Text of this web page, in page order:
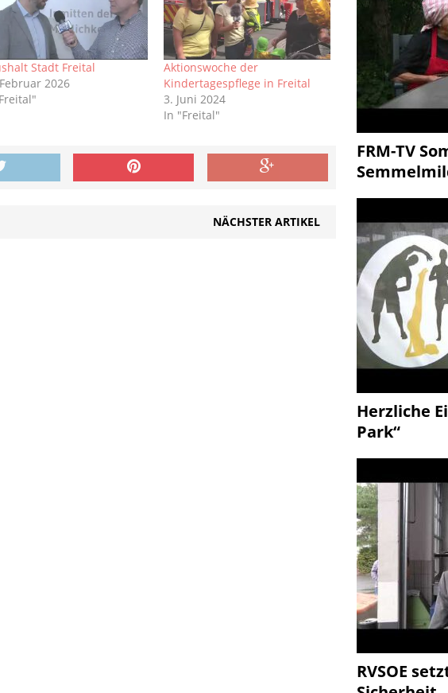
Stadt Freital
2026
Aktionswoche der
Kindertagespflege in Freital
3. Juni 2024
In "Freital"
NÄCHSTER ARTIKEL
FRM-TV
Herzliche
Park“
RVSOE